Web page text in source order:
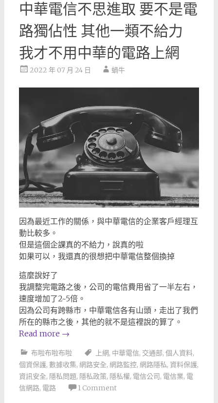
中華電信不思進取 要不是電
路獨佔性 其他一類不給力
我才不用中華的電路上網
2022 年 07 月 24 日 蝸牛
因為最近工作的關係，與中華電信的企業客戶經理互
動比較多。
但是這個企課真的不給力，說真的啦
如果可以，我還真的很想把中華電信整個換掉
這麼說好了
我調整完電路之後，公司的電信費用省了一半左右，
速度增加了2~5倍。
因為公司有跨縣市，中華電信各有山頭，走出了我們
所在的縣市之後，其他的就不是這裡說的算了。
Read more →
布啦布啦布啦 上網, 中華電信, 交通部, 個人資料,
個資保護, 數據收集, 網路安全, 網路監控, 網路隱私, 資料保護,
資訊安全, 隱私問題, 隱私政策, 隱私權, 電信公司, 電信業, 電
信網路, 電路 1 Comment